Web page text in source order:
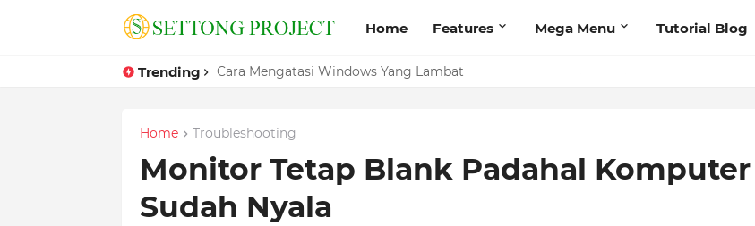
Home Features Mega Menu Tutorial Blog
Trending Cara Mengatasi Windows Yang Lambat
Home Troubleshooting
Monitor Tetap Blank Padahal Komputer
Sudah Nyala